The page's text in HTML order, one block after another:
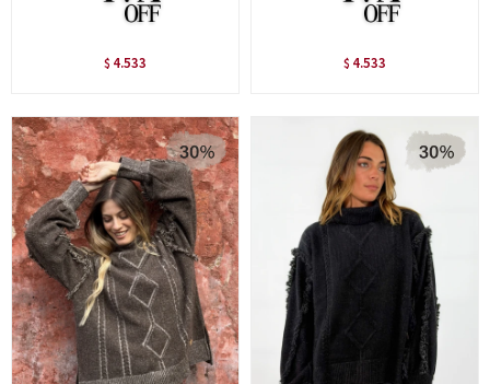
$ 4.533 $ 4.533